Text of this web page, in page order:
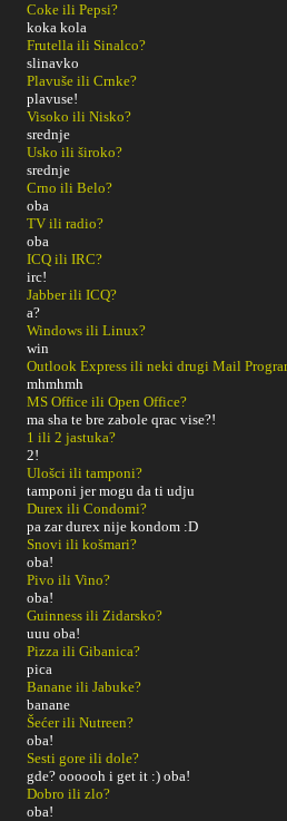
Coke ili Pepsi?
koka kola
Frutella ili Sinalco?
slinavko
Plavuše ili Crnke?
plavuse!
Visoko ili Nisko?
srednje
Usko ili široko?
srednje
Crno ili Belo?
oba
TV ili radio?
oba
ICQ ili IRC?
irc!
Jabber ili ICQ?
a?
Windows ili Linux?
win
Outlook Express ili neki drugi Mail
mhmhmh
MS Office ili Open Office?
ma sha te bre zabole qrac vise?!
1 ili 2 jastuka?
2!
Ulošci ili tamponi?
tamponi jer mogu da ti udju
Durex ili Condomi?
pa zar durex nije kondom :D
Snovi ili košmari?
oba!
Pivo ili Vino?
oba!
Guinness ili Zidarsko?
uuu oba!
Pizza ili Gibanica?
pica
Banane ili Jabuke?
banane
Šećer ili Nutreen?
oba!
Sesti gore ili dole?
gde? oooooh i get it :) oba!
Dobro ili zlo?
oba!